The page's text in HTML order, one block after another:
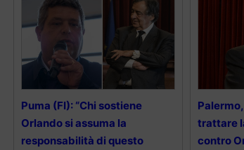
Puma (FI): “Chi sostiene
Orlando si assuma la
responsabilità di questo
trattare
contro